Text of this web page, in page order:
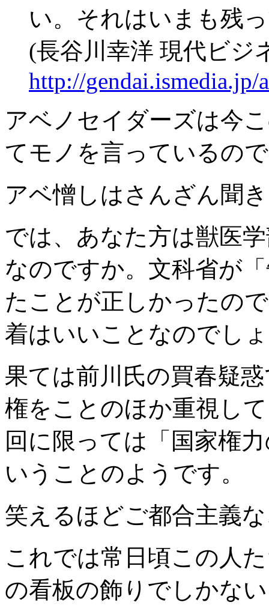
い。それはいまも残
(長谷川幸洋 現代ビジ
http://gendai.ismedia.jp/
アベノセイダーズは今
てモノを言っているの
アベ憎しはさんざん聞
では、あなた方は獣医
なのですか。 文科省が
たことが正しかったの
着はいいことなのでし
果ては前川氏の買春疑
権をことのほか重視し
回に限っては「国家権
いうことのようです。
笑えるほどご都合主義
これでは常日頃この人
の看板の飾りでしかな